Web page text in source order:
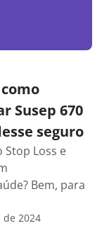
Susep 670
seguro
Loss e
Bem, para
2024